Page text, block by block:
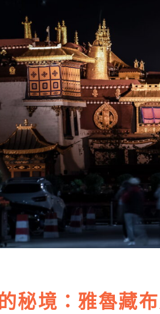
秘境：雅魯藏